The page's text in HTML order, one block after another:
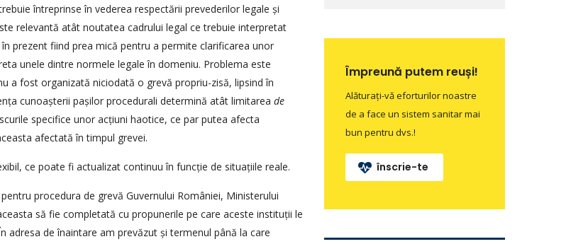
întreprinse în vederea respectării prevederilor legale și
relevantă atât noutatea cadrului legal ce trebuie interpretat
prezent fiind prea mică pentru a permite clarificarea unor
unele dintre normele legale în domeniu. Problema este
a fost organizată niciodată o grevă propriu-zisă, lipsind în
cunoașterii pașilor procedurali determină atât limitarea de
specifice unor acțiuni haotice, ce par putea afecta
afectată în timpul grevei.
ce poate fi actualizat continuu în funcție de situațiile reale.
procedura de grevă Guvernului României, Ministerului
să fie completată cu propunerile pe care aceste instituții le
adresa de înaintare am prevăzut și termenul până la care
Împreună putem reuși!
Alăturați-vă eforturilor noastre
de a face un sistem sanitar mai
bun pentru dvs.!
înscrie-te